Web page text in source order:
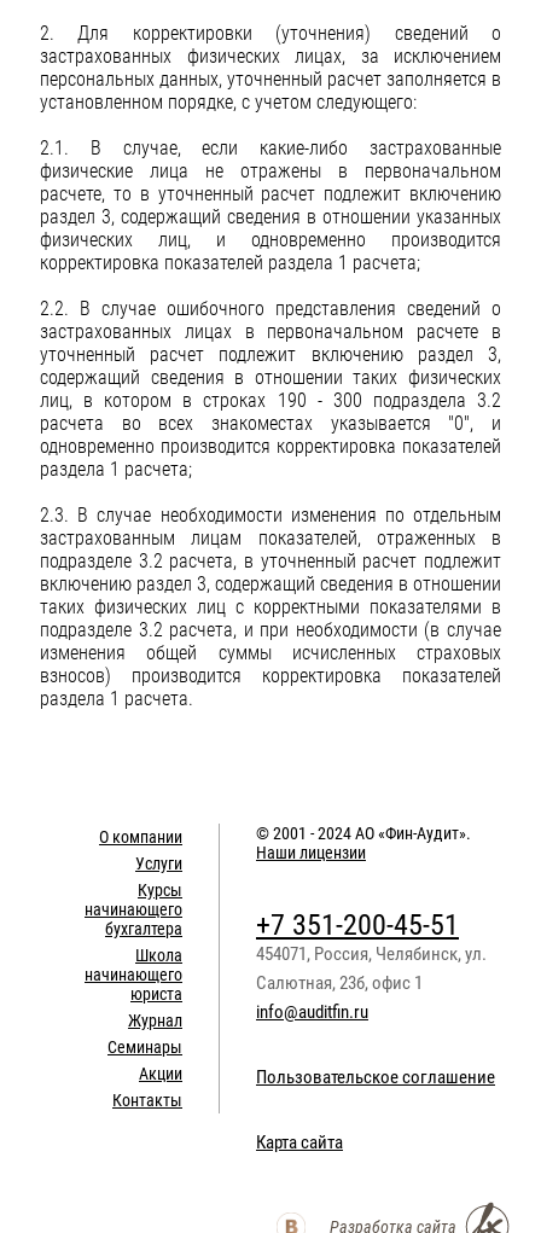
2. Для корректировки (уточнения) сведений о
застрахованных физических лицах, за исключением
персональных данных, уточненный расчет заполняется в
установленном порядке, с учетом следующего:
2.1. В случае, если какие-либо застрахованные
физические лица не отражены в первоначальном
расчете, то в уточненный расчет подлежит включению
раздел 3, содержащий сведения в отношении указанных
физических лиц, и одновременно производится
корректировка показателей раздела 1 расчета;
2.2. В случае ошибочного представления сведений о
застрахованных лицах в первоначальном расчете в
уточненный расчет подлежит включению раздел 3,
содержащий сведения в отношении таких физических
лиц, в котором в строках 190 - 300 подраздела 3.2
расчета во всех знакоместах указывается "0", и
одновременно производится корректировка показателей
раздела 1 расчета;
2.3. В случае необходимости изменения по отдельным
застрахованным лицам показателей, отраженных в
подразделе 3.2 расчета, в уточненный расчет подлежит
включению раздел 3, содержащий сведения в отношении
таких физических лиц с корректными показателями в
подразделе 3.2 расчета, и при необходимости (в случае
изменения общей суммы исчисленных страховых
взносов) производится корректировка показателей
раздела 1 расчета.
О компании
Услуги
Курсы
начинающего
бухгалтера
Школа
начинающего
юриста
Журнал
Семинары
Акции
Контакты
© 2001 - 2024АО «Фин-Аудит».
Наши лицензии
+7 351-200-45-51
454071, Россия, Челябинск,ул.
Салютная, 23б, офис 1
info@auditfin.ru
Пользовательское соглашение
Карта сайта
Разработка сайта